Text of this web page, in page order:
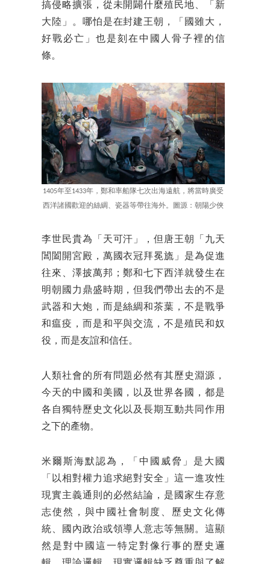
搞侵略擴張，從未開闢什麼殖民地、「新
大陸」。哪怕是在封建王朝，「國雖大，
好戰必亡」也是刻在中國人骨子裡的信
條。
1405年至1433年，鄭和率船隊七次出海遠航，將當時廣受
西洋諸國歡迎的絲綢、瓷器等帶往海外。圖源：朝陽少俠
李世民貴為「天可汗」，但唐王朝「九天
閶闔開宮殿，萬國衣冠拜冕旒」是為促進
往來、澤披萬邦；鄭和七下西洋就發生在
明朝國力鼎盛時期，但我們帶出去的不是
武器和大炮，而是絲綢和茶葉，不是戰爭
和瘟疫，而是和平與交流，不是殖民和奴
役，而是友誼和信任。
人類社會的所有問題必然有其歷史淵源，
今天的中國和美國，以及世界各國，都是
各自獨特歷史文化以及長期互動共同作用
之下的產物。
米爾斯海默認為，「中國威脅」是大國
「以相對權力追求絕對安全」這一進攻性
現實主義通則的必然結論，是國家生存意
志使然，與中國社會制度、歷史文化傳
統、國內政治或領導人意志等無關。這顯
然是對中國這一特定對像行事的歷史邏